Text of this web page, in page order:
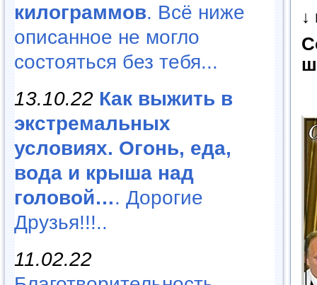
килограммов. Всё ниже
описанное не могло
состояться без тебя...
13.10.22 Как выжить в
экстремальных
условиях. Огонь, еда,
вода и крыша над
головой…. Дорогие
Друзья!!!..
11.02.22